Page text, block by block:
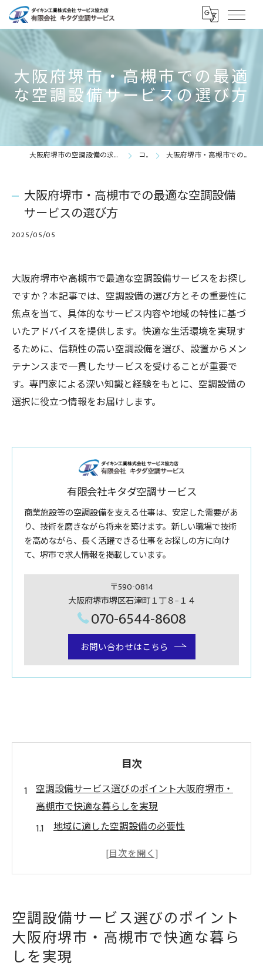
大阪府堺市・高槻市での最適
な空調設備サービスの選び方
大阪府堺市の空調設備の求人なら有限会社キタダ空調サービス コラム 大阪府堺市・高槻市での最適な空調設備サービスの選び方
大阪府堺市・高槻市での最適な空調設備
サービスの選び方
2025/05/05
大阪府堺市や高槻市で最適な空調設備サービスをお探し
ですか？本記事では、空調設備の選び方とその重要性に
焦点を当て、具体的なサービス内容や地域の特性に基づ
いたアドバイスを提供します。快適な生活環境を実現す
るために、信頼性の高い空調設備を選び、設置からメン
テナンスまで一貫したサービスを受けることが重要で
す。専門家による深い知識と経験をもとに、空調設備の
選択に役立つ情報をお届けします。
有限会社キタダ空調サービス
商業施設等の空調設備を支える仕事は、安定した需要があ
り、技術を磨きながら将来を築けます。新しい職場で技術
を高めながら、長く活躍できる仕事をお探しの方に向け
て、堺市で求人情報を掲載しています。
〒590-0814
大阪府堺市堺区石津町１丁８−１４
070-6544-8608
お問い合わせはこちら
目次
空調設備サービス選びのポイント大阪府堺市・
高槻市で快適な暮らしを実現
地域に適した空調設備の必要性
効率的な空調設備の選び方
空調設備の導入とランニングコストの比較
快適さを維持するためのメンテナンスの重
要性
大阪府堺市・高槻市の空調設備信頼性を重視し
空調設備サービス選びのポイント
大阪府堺市・高槻市で快適な暮ら
しを実現